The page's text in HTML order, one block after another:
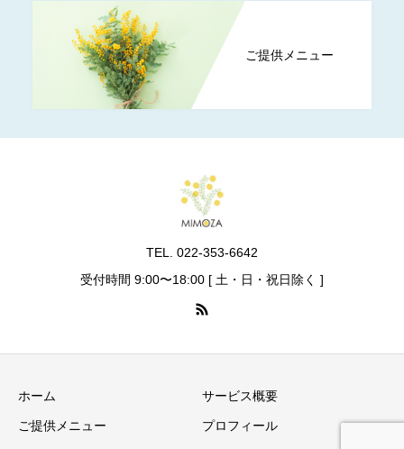
ご提供メニュー
TEL. 022-353-6642
受付時間 9:00〜18:00 [ 土・日・祝日除く ]
ホーム サービス概要
ご提供メニュー プロフィール